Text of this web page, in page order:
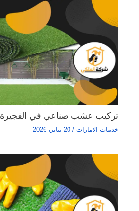
تركيب عشب صناعي في الفجيرة
خدمات الامارات/ 20 يناير، 2026